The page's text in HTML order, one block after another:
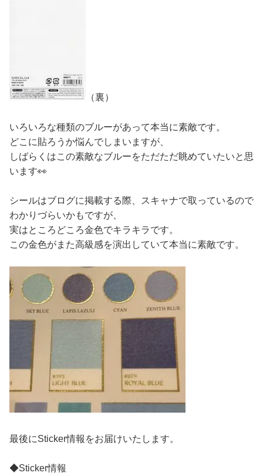
（裏）
いろいろな種類のブルーがあって本当に素敵です。
どこに貼ろうか悩んでしまいますが、
しばらくはこの素敵なブルーをただただ眺めていたいと思
います👀
シールはブログに掲載する際、スキャナで取っているので
わかりづらいかもですが、
実はところどころ金色でキラキラです。
この金色がまた高級感を演出していて本当に素敵です。
最後にSticker情報をお届けいたします。
◆Sticker情報